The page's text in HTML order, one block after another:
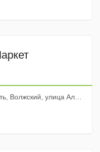
улица Александрова, 2Л